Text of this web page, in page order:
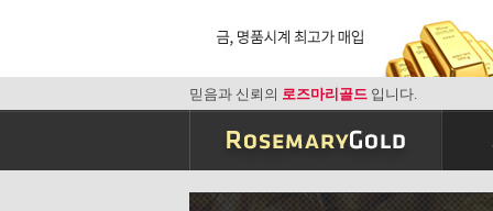
믿음과 신뢰의 로즈마리골드 입니다.